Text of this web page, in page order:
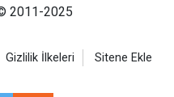
2011-2025
Gizlilik İlkeleri Sitene Ekle